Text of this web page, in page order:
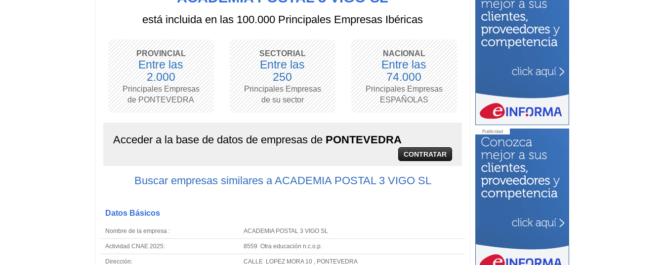
está incluida en las 100.000 Principales Empresas Ibéricas
PROVINCIAL
Entre las
2.000
Principales Empresas
de PONTEVEDRA
SECTORIAL
Entre las
250
Principales Empresas
de su sector
NACIONAL
Entre las
74.000
Principales Empresas
ESPAÑOLAS
Acceder a la base de datos de empresas de PONTEVEDRA
CONTRATAR
Buscar empresas similares a ACADEMIA POSTAL 3 VIGO SL
Datos Básicos
Nombre de la empresa : ACADEMIA POSTAL 3 VIGO SL
Actividad CNAE 2025: 8559 Otra educación n.c.o.p.
Dirección: CALLE LOPEZ MORA 10 , PONTEVEDRA
Publicidad